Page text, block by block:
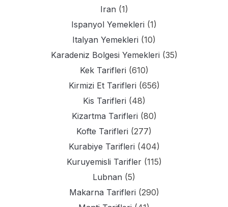
Iran (1)
Ispanyol Yemekleri (1)
Italyan Yemekleri (10)
Karadeniz Bolgesi Yemekleri (35)
Kek Tarifleri (610)
Kirmizi Et Tarifleri (656)
Kis Tarifleri (48)
Kizartma Tarifleri (80)
Kofte Tarifleri (277)
Kurabiye Tarifleri (404)
Kuruyemisli Tarifler(115)
Lubnan (5)
Makarna Tarifleri (290)